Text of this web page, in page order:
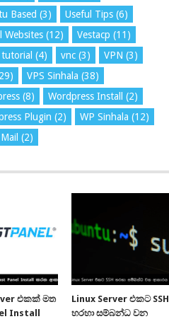
Based (3) Useful Tips (6)
Websites (12) Vestacp (11)
(4) vnc (3) VPN (3)
VPS Sinhala (38)
(8) Wordpress Install
(2)
Plugin (2) WP Sinhala (12)
(2)
එකක් මත
Install
Linux Server එකට SSH
හරහා සම්බන්ධ වන